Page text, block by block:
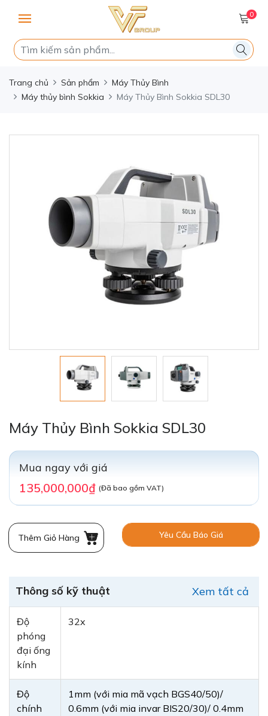
0
Trang chủ Sản phẩm
Máy Thủy Bình
Máy thủy bình Sokkia
Máy Thủy Bình Sokkia SDL30
Máy Thủy Bình Sokkia SDL30
Mua ngay với giá
135,000,000₫ (Đã bao gồm VAT)
Thêm Giỏ Hàng Yêu Cầu Báo Giá
Thông số kỹ thuật Xem tất cả
Độ
phóng
đại ống
kính
32x
Độ
chính
1mm (với mia mã vạch BGS40/50)/
0.6mm (với mia invar BIS20/30)/ 0.4mm